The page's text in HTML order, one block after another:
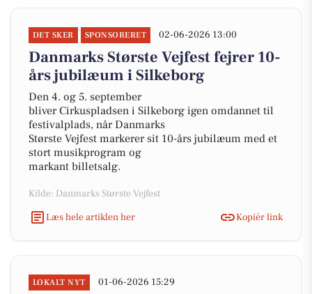
DET SKER SPONSORERET 02-06-2026 13:00
Danmarks Største Vejfest fejrer 10-
års jubilæum i Silkeborg
Den 4. og 5. september
bliver Cirkuspladsen i Silkeborg igen omdannet til
festivalplads, når Danmarks
Største Vejfest markerer sit 10-års jubilæum med et
stort musikprogram og
markant billetsalg.
Kilde: Danmarks Største Vejfest
Læs hele artiklen her
Kopiér link
LOKALT NYT 01-06-2026 15:29